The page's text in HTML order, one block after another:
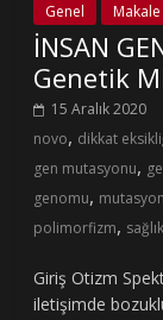
Genel Makale
İNSAN
Genetik
15 Aralık 2020
novo, dikkat
gen mutasyonu,
genomu, mutasyon
polimorfizm, sağlık
Giriş Otizm
iletişimde